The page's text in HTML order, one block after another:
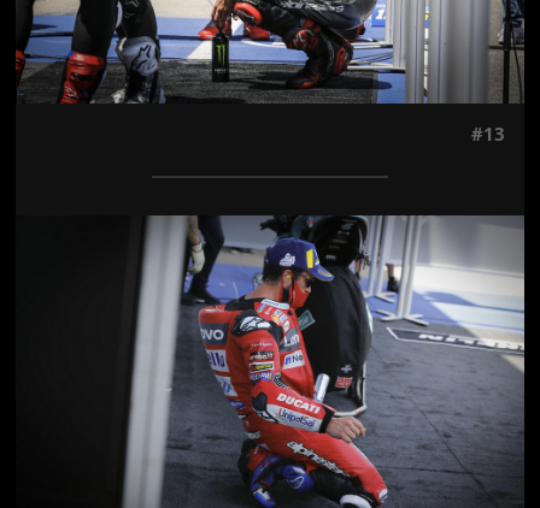
#13
Jön még kép!